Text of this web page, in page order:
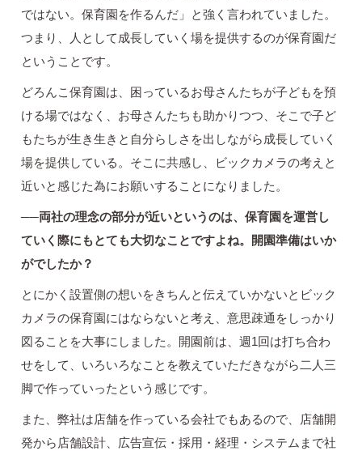
ではない。保育園を作るんだ」と強く言われていました。
つまり、人として成長していく場を提供するのが保育園だ
ということです。
どろんこ保育園は、困っているお母さんたちが子どもを預
ける場ではなく、お母さんたちも助かりつつ、そこで子ど
もたちが生き生きと自分らしさを出しながら成長していく
場を提供している。そこに共感し、ビックカメラの考えと
近いと感じた為にお願いすることになりました。
──両社の理念の部分が近いというのは、保育園を運営し
ていく際にもとても大切なことですよね。開園準備はいか
がでしたか？
とにかく設置側の想いをきちんと伝えていかないとビック
カメラの保育園にはならないと考え、意思疎通をしっかり
図ることを大事にしました。開園前は、週1回は打ち合わ
せをして、いろいろなことを教えていただきながら二人三
脚で作っていったという感じです。
また、弊社は店舗を作っている会社でもあるので、店舗開
発から店舗設計、広告宣伝・採用・経理・システムまで社